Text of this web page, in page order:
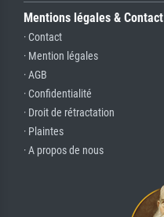
Mentions légales & Contact
· Contact
· Mention légales
· AGB
· Confidentialité
· Droit de rétractation
· Plaintes
· A propos de nous